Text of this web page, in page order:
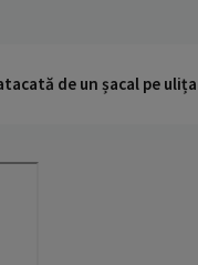
de un șacal pe